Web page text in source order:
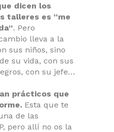
dicen los
talleres es “me
. Pero
lleva a la
sus niños, sino
su vida, con sus
con su jefe…
prácticos que
Esta que te
de las
pero allí no os la